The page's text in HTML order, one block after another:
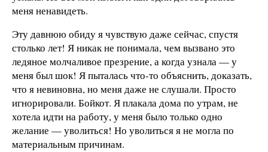
меня ненавидеть.
Эту давнюю обиду я чувствую даже сейчас, спустя
столько лет! Я никак не понимала, чем вызвано это
ледяное молчаливое презрение, а когда узнала — у
меня был шок! Я пыталась что-то объяснить, доказать,
что я невиновна, но меня даже не слушали. Просто
игнорировали. Бойкот. Я плакала дома по утрам, не
хотела идти на работу, у меня было только одно
желание — уволиться! Но уволиться я не могла по
материальным причинам.